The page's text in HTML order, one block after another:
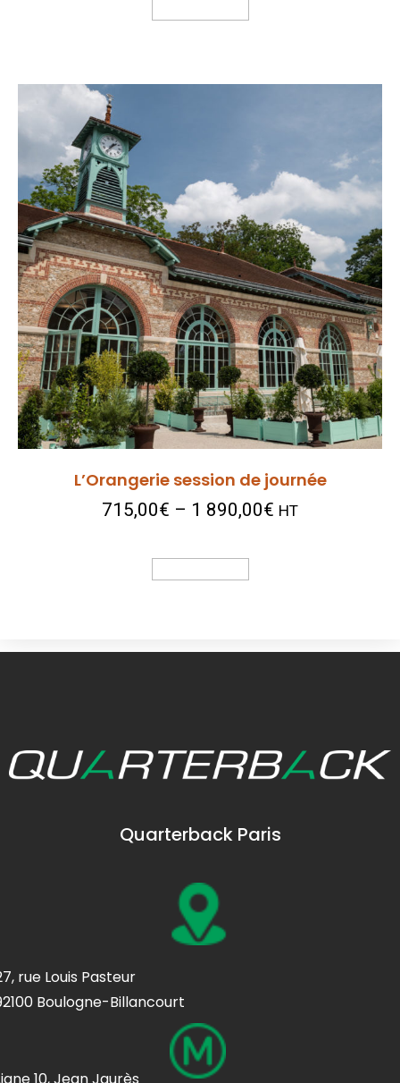
L’Orangerie session de journée
715,00€ – 1 890,00€ HT
Quarterback Paris
rue Louis Pasteur
Boulogne-Billancourt